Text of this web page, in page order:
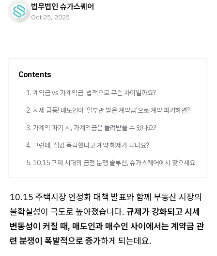
법무법인 슈가스퀘어
Oct 25, 2025
Contents
1. 계약금 vs 가계약금, 법적으로 무슨 차이일까요?
2. 시세 급등! 매도인이 '일부만 받은 계약금'으로 계약 파기하면?
3. 가계약 파기 시, 가계약금은 돌려받을 수 있나요?
4. 그런데, 집값 폭락했다고 계약 해제가 되나요?
5. 10.15 규제 시대의 금전 분쟁 솔루션, 슈가스퀘어에서 찾으세요
10.15 주택시장 안정화 대책 발표와 함께 부동산 시장의
불확실성이 극도로 높아졌습니다. 규제가 강화되고 시세
변동성이 커질 때, 매도인과 매수인 사이에서는 계약금 관
련 분쟁이 폭발적으로 증가하게 되는데요.